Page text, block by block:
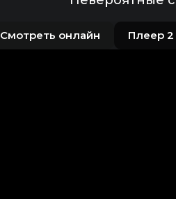
Смотреть онлайн Плеер 2